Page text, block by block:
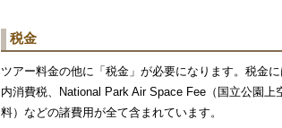
税金
ツアー料金の他に「税金」が必要になります。税金
内消費税、National Park Air Space Fee（国立公園上
料）などの諸費用が全て含まれています。